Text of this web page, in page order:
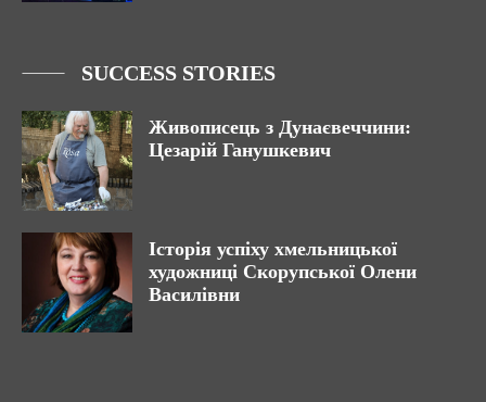
SUCCESS STORIES
Живописець з Дунаєвеччини:
Цезарій Ганушкевич
Історія успіху хмельницької
художниці Скорупської Олени
Василівни